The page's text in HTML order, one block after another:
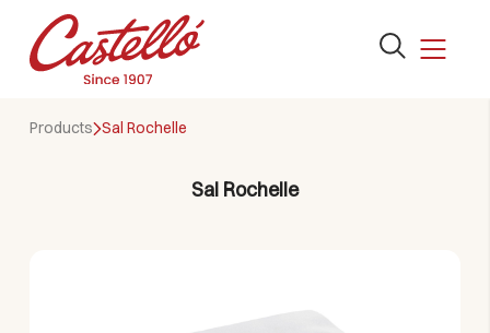
Abrir
Products Sal Rochelle
Sal Rochelle